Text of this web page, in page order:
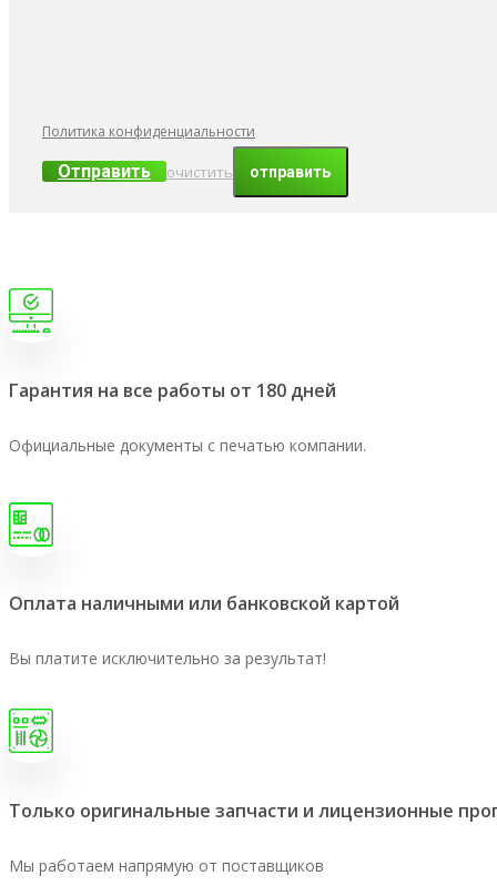
Политика конфиденциальности
Отправить очистить
Гарантия на все работы от 180 дней
Официальные документы с печатью компании.
Оплата наличными или банковской картой
Вы платите исключительно за результат!
Только оригинальные запчасти и лицензионные
Мы работаем напрямую от поставщиков